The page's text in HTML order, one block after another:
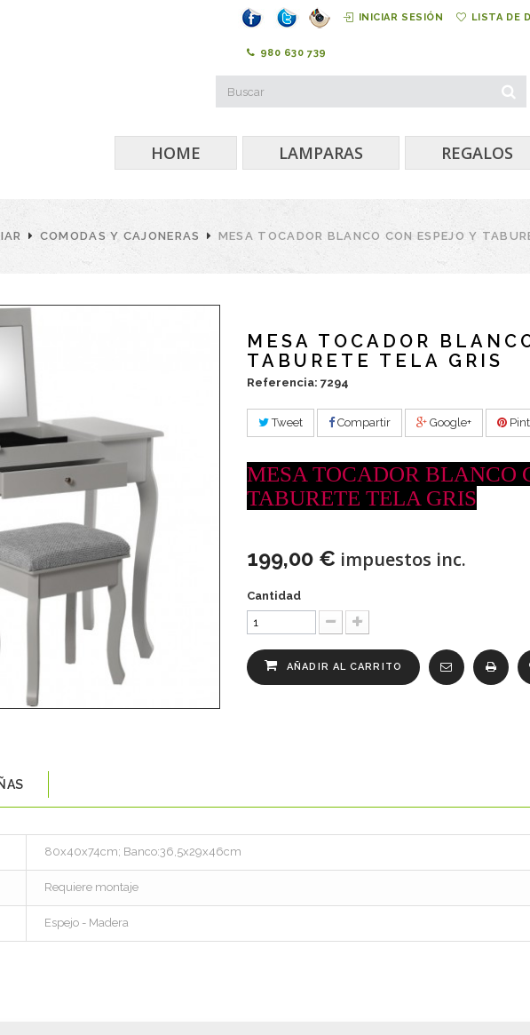
INICIAR SESIÓN LISTA DE
980 630 739
HOME LAMPARAS REGALOS
COMODAS Y CAJONERAS MESA TOCADOR BLANCO CON ESPEJO Y
MESA TOCADOR
TABURETE TELA GRIS
Referencia: 7294
Tweet Compartir Google+
MESA TOCADOR BLANCO
TABURETE TELA GRIS
199,00 € impuestos inc.
Cantidad
AÑADIR AL CARRITO
80x40x74cm; Banco:36,5x29x46cm
Requiere montaje
Espejo - Madera